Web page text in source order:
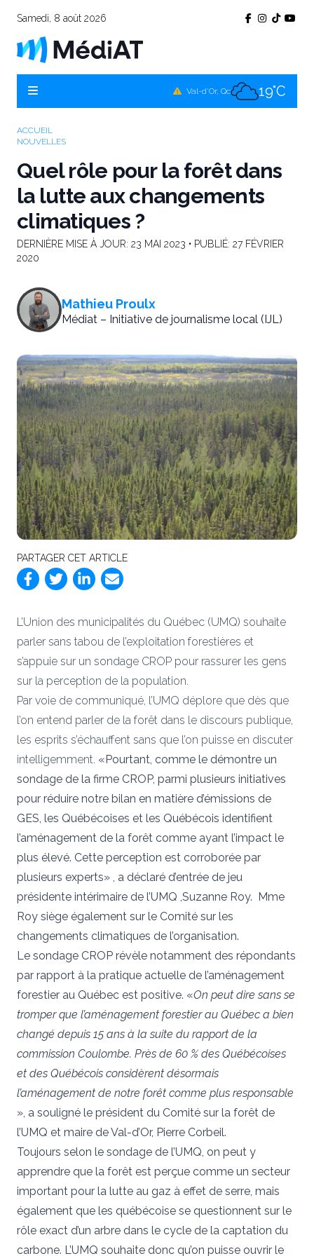
Samedi, 8 août 2026
Val-d'Or, Qc 19°C
ACCUEIL
NOUVELLES
Quel rôle pour la forêt dans
la lutte aux changements
climatiques ?
DERNIÈRE MISE À JOUR: 23 MAI 2023 • PUBLIÉ: 27 FÉVRIER
2020
Mathieu Proulx
Médiat – Initiative de journalisme local (IJL)
PARTAGER CET ARTICLE
L’Union des municipalités du Québec (UMQ) souhaite
parler sans tabou de l’exploitation forestières et
s’appuie sur un sondage CROP pour rassurer les gens
sur la perception de la population.
Par voie de communiqué, l’UMQ déplore que dès que
l’on entend parler de la forêt dans le discours publique,
les esprits s’échauffent sans que l’on puisse en discuter
intelligemment. « Pourtant, comme le démontre un
sondage de la firme CROP, parmi plusieurs initiatives
pour réduire notre bilan en matière d’émissions de
GES, les Québécoises et les Québécois identifient
l’aménagement de la forêt comme ayant l’impact le
plus élevé. Cette perception est corroborée par
plusieurs experts» , a déclaré d’entrée de jeu
présidente intérimaire de l’UMQ ,Suzanne Roy. Mme
Roy siège également sur le Comité sur les
changements climatiques de l’organisation.
Le sondage CROP révèle notamment des répondants
par rapport à la pratique actuelle de l’aménagement
forestier au Québec est positive. «On peut dire sans se
tromper que l’aménagement forestier au Québec a bien
changé depuis 15 ans à la suite du rapport de la
commission Coulombe. Près de 60 % des Québécoises
et des Québécois considèrent désormais
l’aménagement de notre forêt comme plus responsable
», a souligné le président du Comité sur la forêt de
l’UMQ et maire de Val-d’Or, Pierre Corbeil.
Toujours selon le sondage de l’UMQ, on peut y
apprendre que la forêt est perçue comme un secteur
important pour la lutte au gaz à effet de serre, mais
également que les québécoise se questionnent sur le
rôle exact d’un arbre dans le cycle de la captation du
carbone. L’UMQ souhaite donc qu’on puisse ouvrir le